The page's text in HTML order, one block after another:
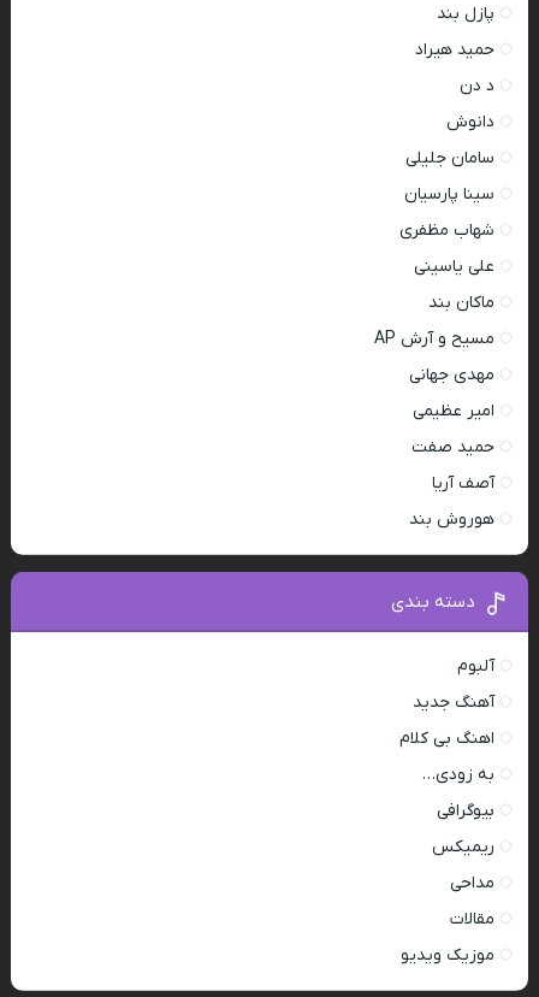
پازل بند
حمید هیراد
د دن
دانوش
سامان جلیلی
سینا پارسیان
شهاب مظفری
علی یاسینی
ماکان بند
مسیح و آرش AP
مهدی جهانی
امیر عظیمی
حمید صفت
آصف آریا
هوروش بند
دسته بندی
آلبوم
آهنگ جدید
اهنگ بی کلام
به زودی…
بیوگرافی
ریمیکس
مداحی
مقالات
موزیک ویدیو